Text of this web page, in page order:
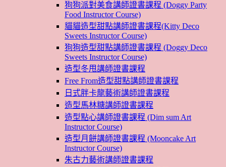
狗狗派對美食講師證書課程 (Doggy Party
Food Instructor Course)
貓貓造型甜點講師證書課程(Kitty Deco
Sweets Instructor Course)
狗狗造型甜點講師證書課程 (Doggy Deco
Sweets Instructor Course)
造型冬甩講師證書課程
Free From造型甜點講師證書課程
日式胖卡龍藝術講師證書課程
造型馬林糖講師證書課程
造型點心講師證書課程 (Dim sum Art
Instructor Course)
造型月餅講師證書課程 (Mooncake Art
Instructor Course)
朱古力藝術講師證書課程